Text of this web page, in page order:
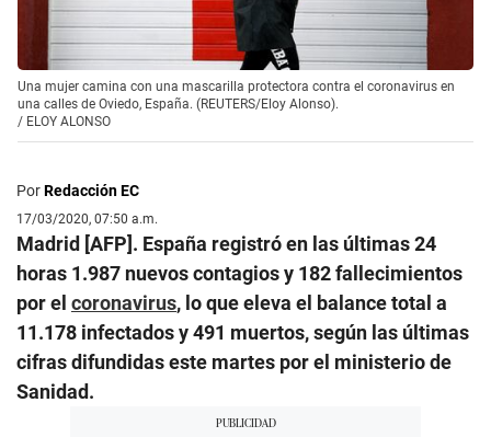
Una mujer camina con una mascarilla protectora contra el coronavirus en
una calles de Oviedo, España. (REUTERS/Eloy Alonso).
/ ELOY ALONSO
PorRedacción EC
17/03/2020, 07:50 a.m.
Madrid [AFP]. España registró en las últimas 24
horas 1.987 nuevos contagios y 182 fallecimientos
por el coronavirus, lo que eleva el balance total a
11.178 infectados y 491 muertos, según las últimas
cifras difundidas este martes por el ministerio de
Sanidad.